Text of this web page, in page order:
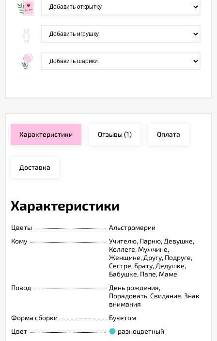
Характеристики Отзывы(1) Оплата
Доставка
Характеристики
Цветы
Альстромерии
Кому
Учителю, Парню, Девушке,
Коллеге, Мужчине,
Женщине, Другу, Подруге,
Сестре, Брату, Дедушке,
Бабушке, Папе, Маме
Повод
День рождения,
Порадовать, Свидание, Знак
внимания
Форма сборки
Букетом
Цвет
разноцветный